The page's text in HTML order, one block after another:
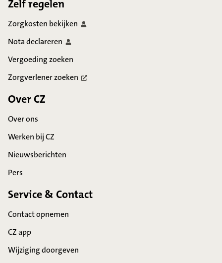
Zelf regelen
Zorgkosten bekijken
Notadeclareren
Vergoeding zoeken
Zorgverlenerzoeken
Over CZ
Over ons
Werken bij CZ
Nieuwsberichten
Pers
Service & Contact
Contact opnemen
CZ app
Wijziging doorgeven